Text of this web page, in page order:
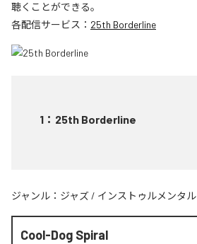
聴くことができる。
各配信サービス： 25th Borderline
1 ： 25th Borderline
ジャンル： ジャズ / インストゥルメンタル
Cool-Dog Spiral